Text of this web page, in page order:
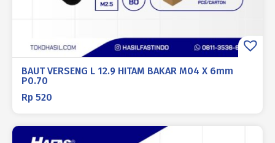
BAUT VERSENG L 12.9 HITAM BAKAR M04 X 6mm
P0.70
Rp 520